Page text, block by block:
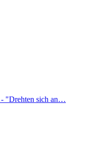
"Drehten sich an…